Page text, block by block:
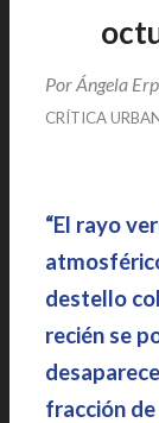
Por Ángela
CRÍTICA
“El rayo
destello
recién se
fracción